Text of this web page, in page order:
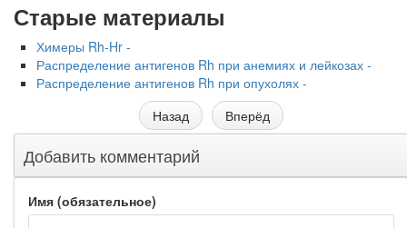
Старые материалы
Химеры Rh-Hr -
Распределение антигенов Rh при анемиях и лейкозах -
Распределение антигенов Rh при опухолях -
Назад
Вперёд
Добавить комментарий
Имя (обязательное)